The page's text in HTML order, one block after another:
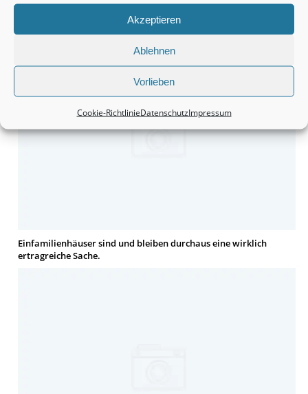
Akzeptieren
Ablehnen
Vorlieben
Cookie-RichtlinieDatenschutzImpressum
Grundstücke sind durchaus eine interessante Anschaffung.
Einfamilienhäuser sind und bleiben durchaus eine wirklich
ertragreiche Sache.